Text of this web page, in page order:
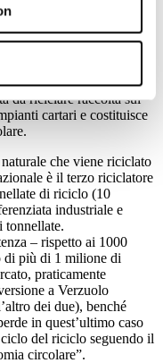
è intervenuto oggi
da Legambiente - di
zero impianti mille“,
settore cartario italiano
da riciclare raccolta sul
cartari e costituisce
che viene riciclato
è il terzo riciclatore
di riciclo (10
industriale e
tonnellate.
– rispetto ai 1000
di più di 1 milione di
praticamente
a Verzuolo
dei due), benché
in quest’ultimo caso
del riciclo seguendo il
circolare”.